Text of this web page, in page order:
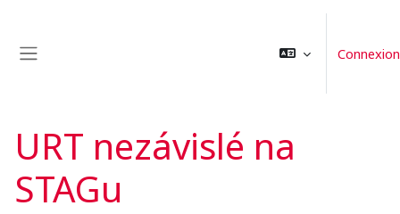
Connexion
URT nezávislé na
STAGu